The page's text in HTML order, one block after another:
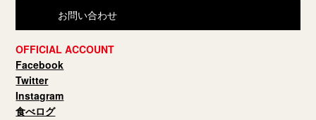
お問い合わせ
OFFICIAL ACCOUNT
Facebook
Twitter
Instagram
食べログ